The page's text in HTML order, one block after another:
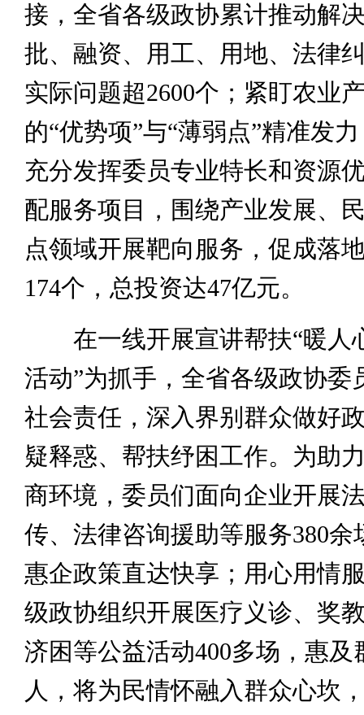
接，全省各级政协累计推动解
批、融资、用工、用地、法律
实际问题超2600个；紧盯农业
的“优势项”与“薄弱点”精准发
充分发挥委员专业特长和资源
配服务项目，围绕产业发展、
点领域开展靶向服务，促成落
174个，总投资达47亿元。
在一线开展宣讲帮扶“暖人
活动”为抓手，全省各级政协委
社会责任，深入界别群众做好
疑释惑、帮扶纾困工作。为助
商环境，委员们面向企业开展
传、法律咨询援助等服务380余
惠企政策直达快享；用心用情
级政协组织开展医疗义诊、奖
济困等公益活动400多场，惠及
人，将为民情怀融入群众心坎